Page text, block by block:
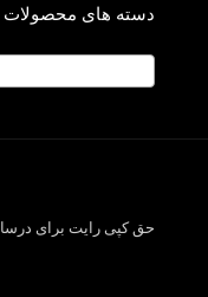
دسته های محصولات
حق کپی رایت برای